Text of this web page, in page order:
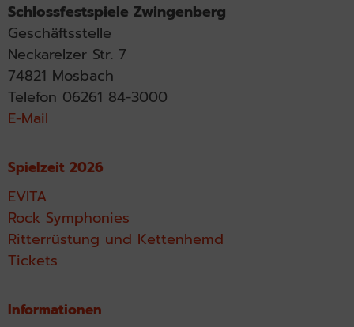
Schlossfestspiele Zwingenberg
Geschäftsstelle
Neckarelzer Str. 7
74821 Mosbach
Telefon 06261 84-3000
E-Mail
Spielzeit 2026
EVITA
Rock Symphonies
Ritterrüstung und Kettenhemd
Tickets
Informationen